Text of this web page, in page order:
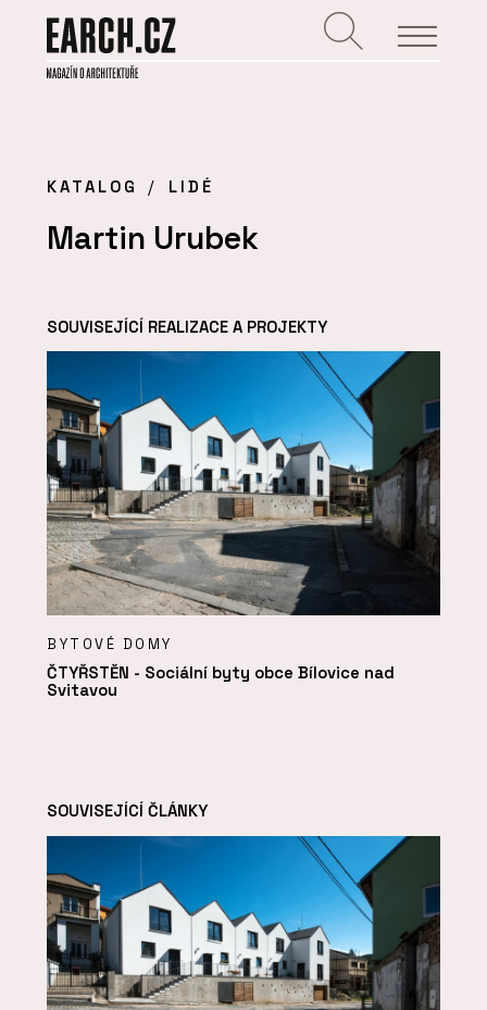
KATALOG LIDÉ
Martin Urubek
SOUVISEJÍCÍ REALIZACE A PROJEKTY
BYTOVÉ DOMY
ČTYŘSTĚN - Sociální byty obce Bílovice nad
Svitavou
SOUVISEJÍCÍ ČLÁNKY